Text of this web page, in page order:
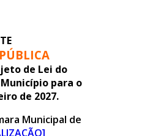
de Lei do
para o
de 2027.
Municipal de